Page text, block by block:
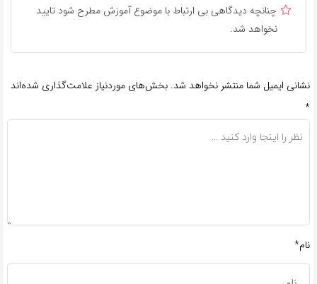
چنانچه دیدگاهی بی ارتباط با موضوع آموزش مطرح شود تایید
نخواهد شد.
نشانی ایمیل شما منتشر نخواهد شد. بخش‌های موردنیاز علامت‌گذاری شده‌اند
*
نام*